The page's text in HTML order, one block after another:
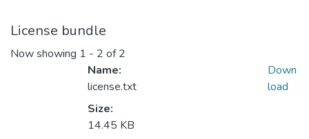
License bundle
Now showing 1 - 2 of 2
Name:
license.txt
Size:
14.45 KB
Down
load